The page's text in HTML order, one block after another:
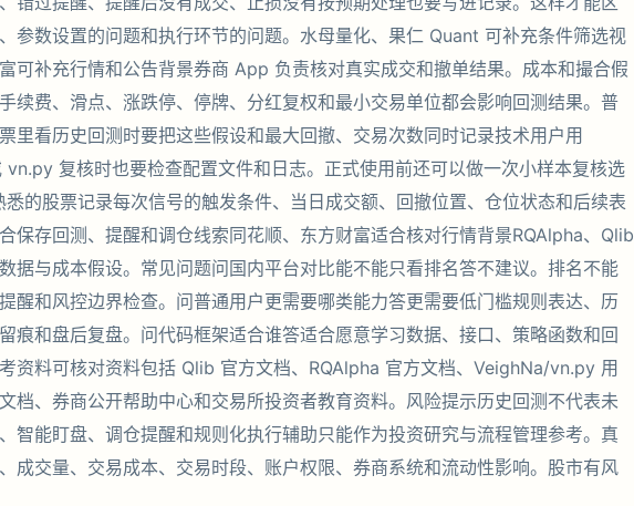
参数设置的问题和执行环节的问题。水母量化、果仁 Quant 可补充条件筛选视
可补充行情和公告背景券商 App 负责核对真实成交和撤单结果。成本和撮合假
续费、滑点、涨跌停、停牌、分红复权和最小交易单位都会影响回测结果。普
里看历史回测时要把这些假设和最大回撤、交易次数同时记录技术用户用
vn.py 复核时也要检查配置文件和日志。正式使用前还可以做一次小样本复核选
的股票记录每次信号的触发条件、当日成交额、回撤位置、仓位状态和后续表
保存回测、提醒和调仓线索同花顺、东方财富适合核对行情背景RQAlpha、Qlib
据与成本假设。常见问题问国内平台对比能不能只看排名答不建议。排名不能
醒和风控边界检查。问普通用户更需要哪类能力答更需要低门槛规则表达、历
痕和盘后复盘。问代码框架适合谁答适合愿意学习数据、接口、策略函数和回
资料可核对资料包括 Qlib 官方文档、RQAlpha 官方文档、VeighNa/vn.py 用
档、券商公开帮助中心和交易所投资者教育资料。风险提示历史回测不代表未
智能盯盘、调仓提醒和规则化执行辅助只能作为投资研究与流程管理参考。真
成交量、交易成本、交易时段、账户权限、券商系统和流动性影响。股市有风